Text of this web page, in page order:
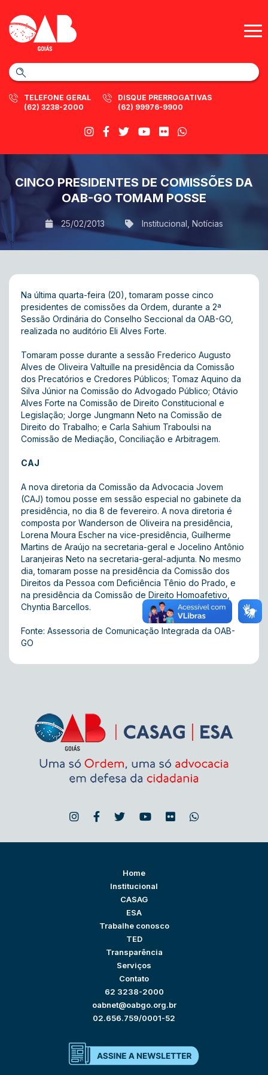
TELEFONE GERAL
(62) 3238-2000
DISQUE PRERROGATIVAS
(62) 99976-9900
CINCO PRESIDENTES DE COMISSÕES DA
OAB-GO TOMAM POSSE
25/02/2013 Institucional Notícias
Na última quarta-feira (20), tomaram posse cinco
presidentes de comissões da Ordem, durante a 2ª
Sessão Ordinária do Conselho Seccional da OAB-GO,
realizada no auditório Eli Alves Forte.
Tomaram posse durante a sessão Frederico Augusto
Alves de Oliveira Valtuille na presidência da Comissão
dos Precatórios e Credores Públicos; Tomaz Aquino da
Silva Júnior na Comissão do Advogado Público; Otávio
Alves Forte na Comissão de Direito Constitucional e
Legislação; Jorge Jungmann Neto na Comissão de
Direito do Trabalho; e Carla Sahium Traboulsi na
Comissão de Mediação, Conciliação e Arbitragem.
CAJ
A nova diretoria da Comissão da Advocacia Jovem
(CAJ) tomou posse em sessão especial no gabinete da
presidência, no dia 8 de fevereiro. A nova diretoria é
composta por Wanderson de Oliveira na presidência,
Lorena Moura Escher na vice-presidência, Guilherme
Martins de Araújo na secretaria-geral e Jocelino Antônio
Laranjeiras Neto na secretaria-geral-adjunta. No mesmo
dia, tomaram posse na presidência da Comissão dos
Direitos da Pessoa com Deficiência Tênio do Prado, e
na presidência da Comissão de Direito Homoafetivo,
Chyntia Barcellos.
Fonte: Assessoria de Comunicação Integrada da OAB-
GO
Home
Institucional
CASAG
ESA
Trabalhe conosco
TED
Transparência
Serviços
Contato
62 3238-2000
oabnet@oabgo.org.br
02.656.759/0001-52